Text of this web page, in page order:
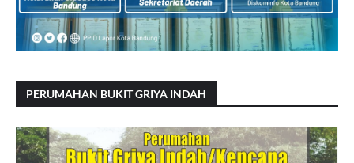
PERUMAHAN BUKIT GRIYA INDAH